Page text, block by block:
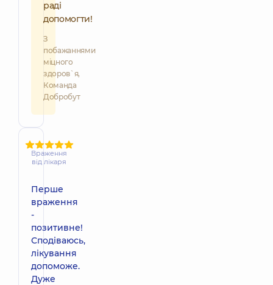
раді
допомогти!
З
побажаннями
міцного
здоров`я,
Команда
Добробут
Враження
від лікаря
Перше
враження
-
позитивне!
Сподіваюсь,
лікування
допоможе.
Дуже